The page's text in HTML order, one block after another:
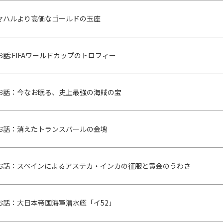
ルより高価なゴールドの玉座
:FIFAワールドカップのトロフィー
：今なお眠る、史上最強の海賊の宝
：消えたトランスバールの金塊
：スペインによるアステカ・インカの征服と黄金のうわさ
：大日本帝国海軍潜水艦「イ52」